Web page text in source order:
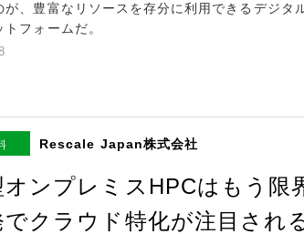
が、豊富なリソースを存分に利用できるデジタ
トフォームだ。
Rescale Japan株式会社
オンプレミスHPCはもう
でクラウド特化が注目され